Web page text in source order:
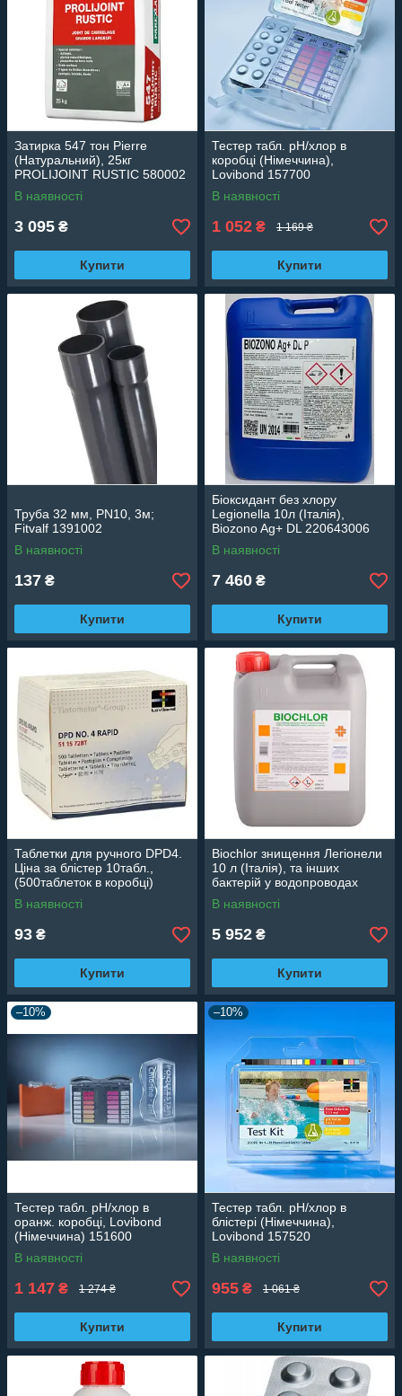
Затирка 547 тон Pierre
(Натуральний), 25кг
PROLIJOINT RUSTIC 580002
В наявності
3 095 ₴
Купити
Тестер табл. рН/хлор в
коробці (Німеччина),
Lovibond 157700
В наявності
1 052 ₴ 1 169 ₴
Купити
Труба 32 мм, PN10, 3м;
Fitvalf 1391002
В наявності
137 ₴
Купити
Біоксидант без хлору
Legionella 10л (Італія),
Biozono Ag+ DL 220643006
В наявності
7 460 ₴
Купити
Таблетки для ручного DPD4.
Ціна за блістер 10табл.,
(500таблеток в коробці)
Lovibond (Німеччина)
511572BT
В наявності
93 ₴
Купити
Biochlor знищення Легіонели
10 л (Італія), та інших
бактерій у водопроводах
860202017
В наявності
5 952 ₴
Купити
–10%
Тестер табл. рН/хлор в
оранж. коробці, Lovibond
(Німеччина) 151600
В наявності
1 147 ₴ 1 274 ₴
Купити
–10%
Тестер табл. рН/хлор в
блістері (Німеччина),
Lovibond 157520
В наявності
955 ₴ 1 061 ₴
Купити